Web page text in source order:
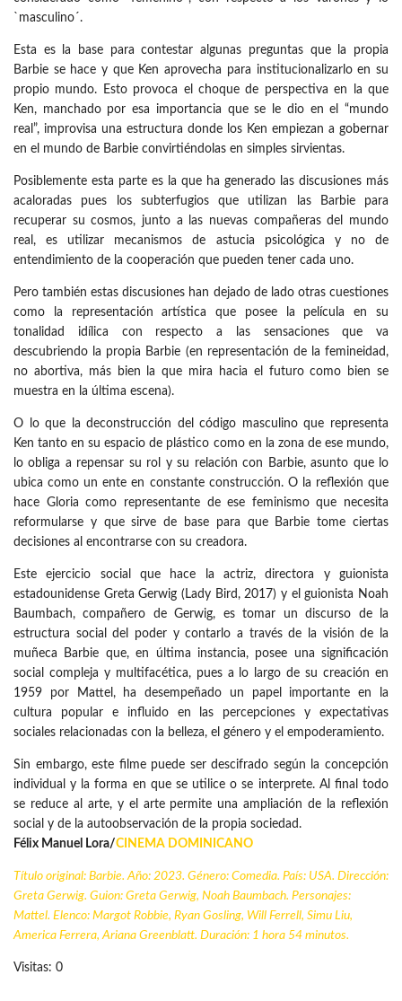
`masculino´.
Esta es la base para contestar algunas preguntas que la propia
Barbie se hace y que Ken aprovecha para institucionalizarlo en su
propio mundo. Esto provoca el choque de perspectiva en la que
Ken, manchado por esa importancia que se le dio en el “mundo
real”, improvisa una estructura donde los Ken empiezan a gobernar
en el mundo de Barbie convirtiéndolas en simples sirvientas.
Posiblemente esta parte es la que ha generado las discusiones más
acaloradas pues los subterfugios que utilizan las Barbie para
recuperar su cosmos, junto a las nuevas compañeras del mundo
real, es utilizar mecanismos de astucia psicológica y no de
entendimiento de la cooperación que pueden tener cada uno.
Pero también estas discusiones han dejado de lado otras cuestiones
como la representación artística que posee la película en su
tonalidad idílica con respecto a las sensaciones que va
descubriendo la propia Barbie (en representación de la femineidad,
no abortiva, más bien la que mira hacia el futuro como bien se
muestra en la última escena).
O lo que la deconstrucción del código masculino que representa
Ken tanto en su espacio de plástico como en la zona de ese mundo,
lo obliga a repensar su rol y su relación con Barbie, asunto que lo
ubica como un ente en constante construcción. O la reflexión que
hace Gloria como representante de ese feminismo que necesita
reformularse y que sirve de base para que Barbie tome ciertas
decisiones al encontrarse con su creadora.
Este ejercicio social que hace la actriz, directora y guionista
estadounidense Greta Gerwig (Lady Bird, 2017) y el guionista Noah
Baumbach, compañero de Gerwig, es tomar un discurso de la
estructura social del poder y contarlo a través de la visión de la
muñeca Barbie que, en última instancia, posee una significación
social compleja y multifacética, pues a lo largo de su creación en
1959 por Mattel, ha desempeñado un papel importante en la
cultura popular e influido en las percepciones y expectativas
sociales relacionadas con la belleza, el género y el empoderamiento.
Sin embargo, este filme puede ser descifrado según la concepción
individual y la forma en que se utilice o se interprete. Al final todo
se reduce al arte, y el arte permite una ampliación de la reflexión
social y de la autoobservación de la propia sociedad.
Félix Manuel Lora/CINEMA DOMINICANO
Título original: Barbie. Año: 2023. Género: Comedia. País: USA. Dirección:
Greta Gerwig. Guion: Greta Gerwig, Noah Baumbach. Personajes:
Mattel. Elenco: Margot Robbie, Ryan Gosling, Will Ferrell, Simu Liu,
America Ferrera, Ariana Greenblatt. Duración: 1 hora 54 minutos.
Visitas: 0